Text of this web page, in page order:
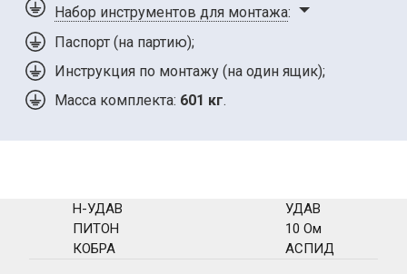
Набор инструментов для монтажа:
Паспорт (на партию);
Инструкция по монтажу (на один ящик);
Масса комплекта: 601 кг.
Н-УДАВ
ПИТОН
КОБРА
УДАВ
10 Ом
АСПИД